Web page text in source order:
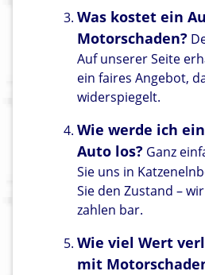
Was kostet ein
Motorschaden?
Auf unserer Seite
ein faires Angebot,
widerspiegelt.
Wie werde ich
Auto los? Ganz
Sie uns in
Sie den Zustand –
zahlen bar.
Wie viel Wert
mit